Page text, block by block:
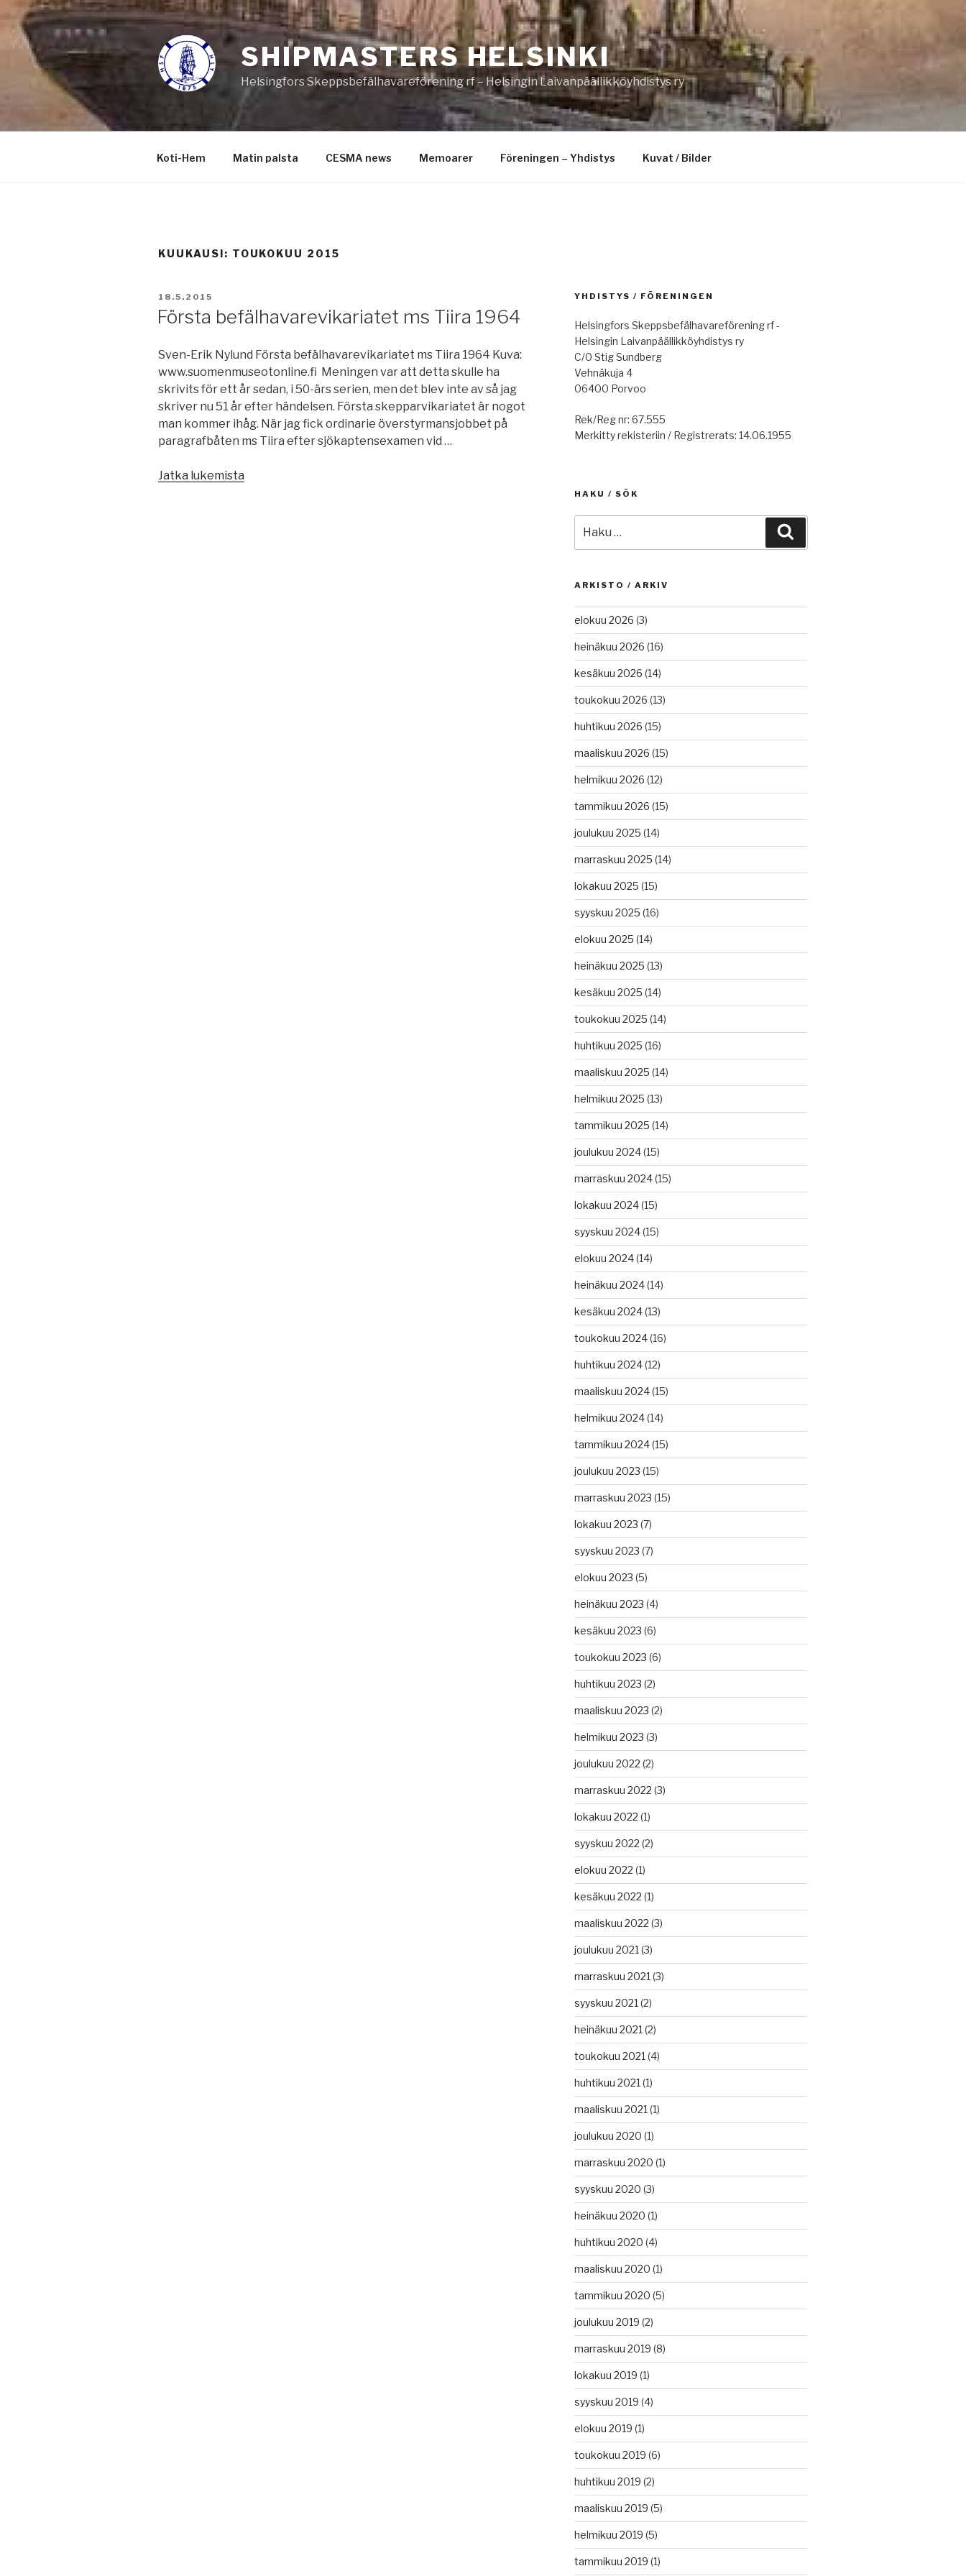
Siirry
sisältöön
SHIPMASTERS HELSINKI
Helsingfors Skeppsbefälhavareförening rf – Helsingin Laivanpäällikköyhdistys ry
Koti-Hem Matin palsta CESMA news Memoarer Föreningen – Yhdistys Kuvat / Bilder
KUUKAUSI: TOUKOKUU 2015
JULKAISTU
18.5.2015
Första befälhavarevikariatet ms Tiira 1964
Sven-Erik Nylund Första befälhavarevikariatet ms Tiira 1964 Kuva:
www.suomenmuseotonline.fi Meningen var att detta skulle ha
skrivits för ett år sedan, i 50-ärs serien, men det blev inte av så jag
skriver nu 51 år efter händelsen. Första skepparvikariatet är nogot
man kommer ihåg. När jag fick ordinarie överstyrmansjobbet på
paragrafbåten ms Tiira efter sjökaptensexamen vid …
Jatka lukemista
YHDISTYS / FÖRENINGEN
Helsingfors Skeppsbefälhavareförening rf -
Helsingin Laivanpäällikköyhdistys ry
C/0 Stig Sundberg
Vehnäkuja 4
06400 Porvoo
Rek/Reg nr: 67.555
Merkitty rekisteriin / Registrerats: 14.06.1955
HAKU / SÖK
ARKISTO / ARKIV
elokuu 2026 (3)
heinäkuu 2026 (16)
kesäkuu 2026 (14)
toukokuu 2026 (13)
huhtikuu 2026 (15)
maaliskuu 2026 (15)
helmikuu 2026 (12)
tammikuu 2026 (15)
joulukuu 2025 (14)
marraskuu 2025 (14)
lokakuu 2025 (15)
syyskuu 2025 (16)
elokuu 2025 (14)
heinäkuu 2025 (13)
kesäkuu 2025 (14)
toukokuu 2025 (14)
huhtikuu 2025 (16)
maaliskuu 2025 (14)
helmikuu 2025 (13)
tammikuu 2025 (14)
joulukuu 2024(15)
marraskuu 2024(15)
lokakuu 2024(15)
syyskuu 2024(15)
elokuu 2024(14)
heinäkuu 2024(14)
kesäkuu 2024(13)
toukokuu 2024(16)
huhtikuu 2024(12)
maaliskuu 2024(15)
helmikuu 2024(14)
tammikuu 2024(15)
joulukuu 2023 (15)
marraskuu 2023 (15)
lokakuu 2023 (7)
syyskuu 2023 (7)
elokuu 2023 (5)
heinäkuu 2023 (4)
kesäkuu 2023 (6)
toukokuu 2023 (6)
huhtikuu 2023 (2)
maaliskuu 2023 (2)
helmikuu 2023 (3)
joulukuu 2022 (2)
marraskuu 2022 (3)
lokakuu 2022 (1)
syyskuu 2022 (2)
elokuu 2022 (1)
kesäkuu 2022 (1)
maaliskuu 2022 (3)
joulukuu 2021 (3)
marraskuu 2021 (3)
syyskuu 2021 (2)
heinäkuu 2021 (2)
toukokuu 2021 (4)
huhtikuu 2021 (1)
maaliskuu 2021 (1)
joulukuu 2020 (1)
marraskuu 2020 (1)
syyskuu 2020 (3)
heinäkuu 2020 (1)
huhtikuu 2020 (4)
maaliskuu 2020 (1)
tammikuu 2020 (5)
joulukuu 2019 (2)
marraskuu 2019 (8)
lokakuu 2019 (1)
syyskuu 2019 (4)
elokuu 2019 (1)
toukokuu 2019 (6)
huhtikuu 2019 (2)
maaliskuu 2019 (5)
helmikuu 2019 (5)
tammikuu 2019 (1)